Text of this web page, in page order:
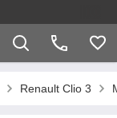
Renault Clio 3